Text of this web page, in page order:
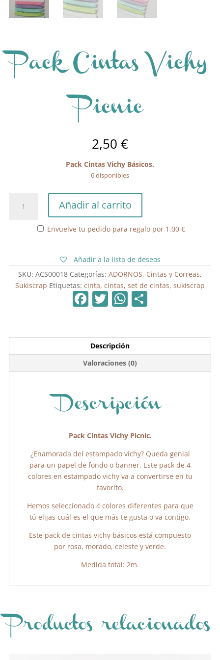
Pack Cintas Vichy
Picnic
2,50 €
Pack Cintas Vichy Básicos.
6 disponibles
Cintas
Añadir al carrito
Envuelve tu pedido para regalo por 1,00 €
Añadir a la lista de deseos
SKU: ACS00018 Categorías: ADORNOS, Cintas y Correas,
Sukiscrap Etiquetas: cinta, cintas, set de cintas, sukiscrap
F
e
b
o
k
T
er
W
A
p
p
ar
tir
Descripción
Valoraciones (0)
Descripción
Pack Cintas Vichy Picnic.
¿Enamorada del estampado vichy? Queda genial
para un papel de fondo o banner. Este pack de 4
colores en estampado vichy va a convertirse en tu
favorito.
Hemos seleccionado 4 colores diferentes para que
tú elijas cuál es el que más te gusta o va contigo.
Este pack de cintas vichy básicos está compuesto
por rosa, morado, celeste y verde.
Medida total: 2m.
Productos relacionados